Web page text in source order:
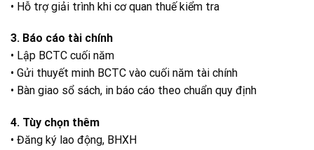
• Hỗ trợ giải trình khi cơ quan thuế kiểm tra
3. Báo cáo tài chính
• Lập BCTC cuối năm
• Gửi thuyết minh BCTC vào cuối năm tài chính
• Bàn giao sổ sách, in báo cáo theo chuẩn quy định
4. Tùy chọn thêm
• Đăng ký lao động, BHXH